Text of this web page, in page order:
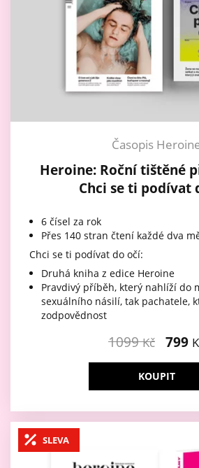
Časopis
Heroine: Roční tištěné
Chci se ti podívat
6 čísel za rok
Přes 140 stran čtení každé dva
Chci se ti podívat do očí:
Druhá kniha z edice Heroine
Pravdivý příběh, který nahlíží do
sexuálního násilí, tak pachatele,
zodpovědnost
1099Kč 799
KOUPIT
SLEVA